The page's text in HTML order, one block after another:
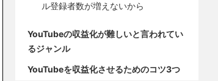
ル登録者数が増えないから
YouTubeの収益化が難しいと言われてい
るジャンル
YouTubeを収益化させるためのコツ3つ